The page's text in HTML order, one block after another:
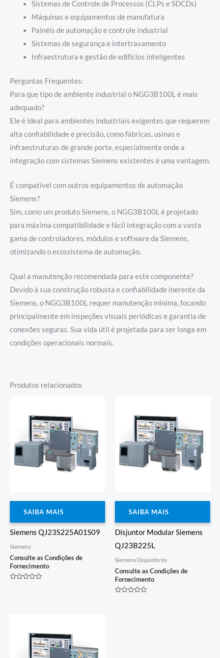
Sistemas de Controle de Processos (CLPs e SDCDs)
Máquinas e equipamentos de manufatura
Painéis de automação e controle industrial
Sistemas de segurança e intertravamento
Infraestrutura e gestão de edifícios inteligentes
Perguntas Frequentes:
Para que tipo de ambiente industrial o NGG3B100L é mais
adequado?
Ele é ideal para ambientes industriais exigentes que requerem
alta confiabilidade e precisão, como fábricas, usinas e
infraestruturas de grande porte, especialmente onde a
integração com sistemas Siemens existentes é uma vantagem.
É compatível com outros equipamentos de automação
Siemens?
Sim, como um produto Siemens, o NGG3B100L é projetado
para máxima compatibilidade e fácil integração com a vasta
gama de controladores, módulos e software da Siemens,
otimizando o ecossistema de automação.
Qual a manutenção recomendada para este componente?
Devido à sua construção robusta e confiabilidade inerente da
Siemens, o NGG3B100L requer manutenção mínima, focando
principalmente em inspeções visuais periódicas e garantia de
conexões seguras. Sua vida útil é projetada para ser longa em
condições operacionais normais.
Produtos relacionados
SAIBA MAIS
Siemens QJ23S225A01S09
Siemens
Consulte as Condições de
Fornecimento
SAIBA MAIS
Disjuntor Modular Siemens
QJ23B225L
Siemens Disjuntores
Consulte as Condições de
Fornecimento